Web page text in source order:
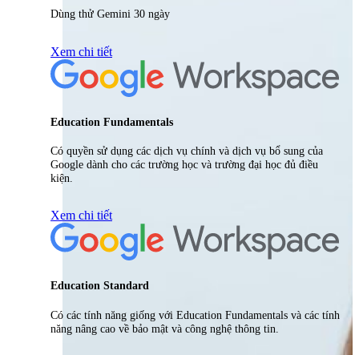
Dùng thử Gemini 30 ngày
Xem chi tiết
Education Fundamentals
Có quyền sử dụng các dịch vụ chính và dịch vụ bổ sung của
Google dành cho các trường học và trường đại học đủ điều
kiện.
Xem chi tiết
Education Standard
Có các tính năng giống với Education Fundamentals và các tính
năng nâng cao về bảo mật và công nghệ thông tin.